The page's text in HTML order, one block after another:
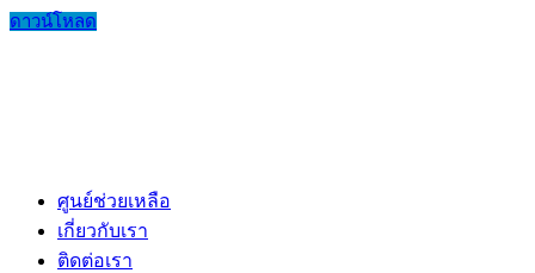
ดาวน์โหลด
ศูนย์ช่วยเหลือ
เกี่ยวกับเรา
ติดต่อเรา